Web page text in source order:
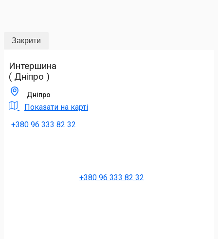
Закрити
Интершина
( Дніпро )
Дніпро
Показати на карті
+380 96 333 82 32
+380 96 333 82 32